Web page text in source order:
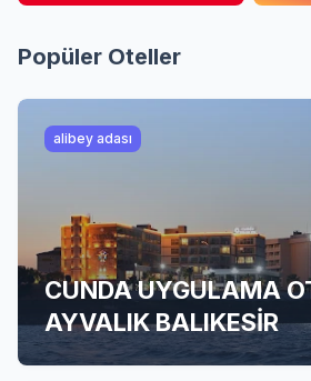
Popüler Oteller
alibey adası
CUNDA UYGULAMA
AYVALIK BALIKESİR